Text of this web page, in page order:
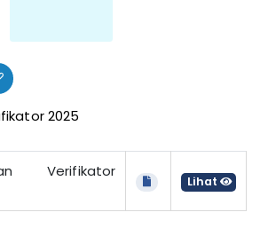
2025
Verifikator
Lihat